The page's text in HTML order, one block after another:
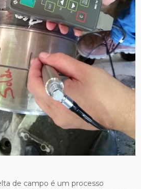
de campo é um processo